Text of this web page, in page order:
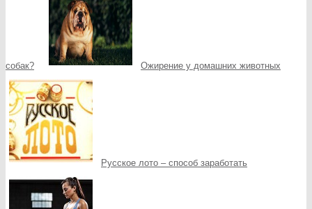
собак? Ожирение у домашних животных
Русское лото – способ заработать